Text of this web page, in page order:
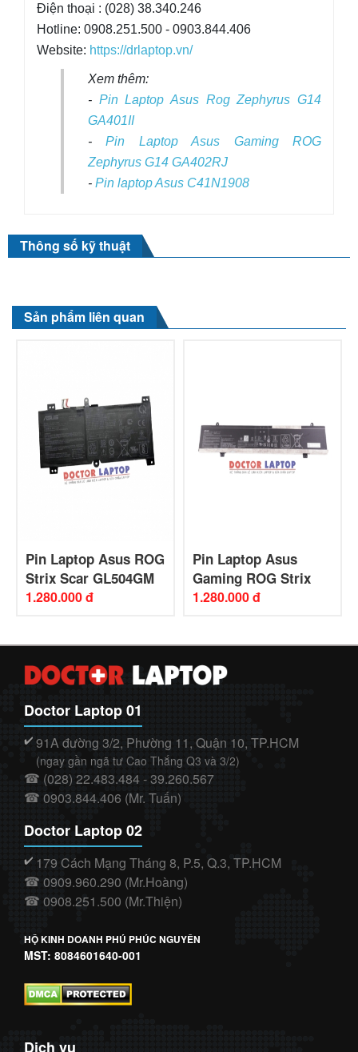
Điện thoại : (028) 38.340.246
Hotline: 0908.251.500 - 0903.844.406
Website: https://drlaptop.vn/
Xem thêm:
- Pin Laptop Asus Rog Zephyrus G14
GA401II
-Pin Laptop Asus Gaming ROG
Zephyrus G14 GA402RJ
- Pin laptop Asus C41N1908
Thông số kỹ thuật
Sản phẩm liên quan
Pin Laptop Asus ROG
Strix Scar GL504GM
1.280.000 đ
Pin Laptop Asus
Gaming ROG Strix
SCAR 16 G634JZ
1.280.000 đ
Doctor Laptop 01
✔️ 91A đường 3/2, Phường 11, Quận 10, TP.HCM
(ngay gần ngã tư Cao Thắng Q3 và 3/2)
☎ (028) 22.483.484 - 39.260.567
☎ 0903.844.406 (Mr. Tuấn)
Doctor Laptop 02
✔️ 179 Cách Mạng Tháng 8, P.5, Q.3, TP.HCM
☎ 0909.960.290 (Mr.Hoàng)
☎ 0908.251.500 (Mr.Thiện)
HỘ KINH DOANH PHÚ PHÚC NGUYÊN
MST: 8084601640-001
Dịch vụ